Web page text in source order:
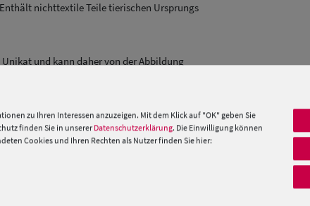
nichttextile Teile tierischen Ursprungs
und kann daher von der Abbildung
zu Ihren Interessen anzuzeigen. Mit dem Klick auf "OK" geben Sie
finden Sie in unserer Datenschutzerklärung. Die Einwilligung können
Cookies und Ihren Rechten als Nutzer finden Sie hier: